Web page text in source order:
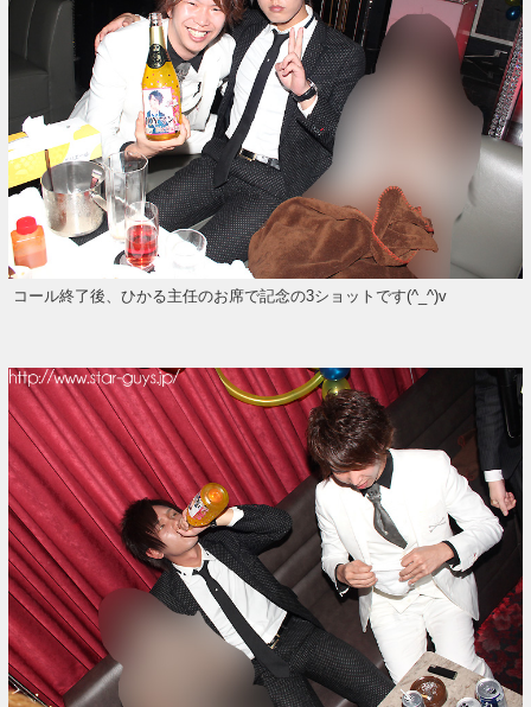
コール終了後、ひかる主任のお席で記念の3ショットです(^_^)v